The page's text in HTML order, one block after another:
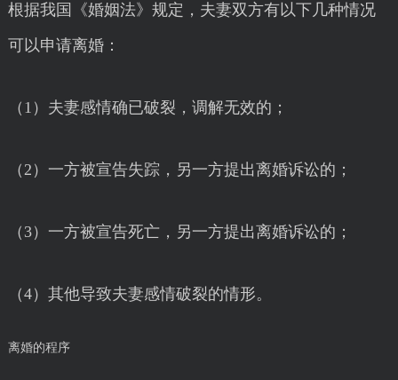
根据我国《婚姻法》规定，夫妻双方有以下几种情况
可以申请离婚：
（1）夫妻感情确已破裂，调解无效的；
（2）一方被宣告失踪，另一方提出离婚诉讼的；
（3）一方被宣告死亡，另一方提出离婚诉讼的；
（4）其他导致夫妻感情破裂的情形。
离婚的程序